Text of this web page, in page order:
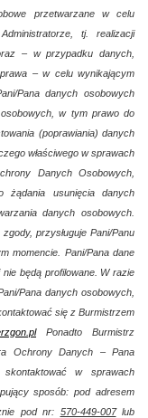
przetwarzane w celu
tj. realizacji
– w przypadku danych,
– w celu wynikającym
Pana danych osobowych
w tym prawo do
(poprawiania) danych
właściwego w sprawach
Danych Osobowych,
usunięcia danych
danych osobowych.
przysługuje Pani/Panu
momencie. Pani/Pana dane
będą profilowane. W razie
Pana danych osobowych,
się z Burmistrzem
Ponadto Burmistrz
Ochrony Danych – Pana
w sprawach
sposób: pod adresem
pod nr: 570-449-007lub